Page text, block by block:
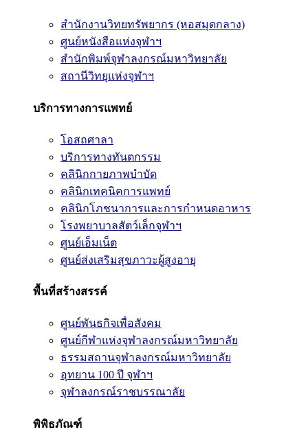
สำนักงานวิทยทรัพยากร (หอสมุดกลาง)
ศูนย์หนังสือแห่งจุฬาฯ
สำนักพิมพ์จุฬาลงกรณ์มหาวิทยาลัย
สถานีวิทยุแห่งจุฬาฯ
บริการทางการแพทย์
โอสถศาลา
บริการทางทันตกรรม
คลินิกกายภาพบำบัด
คลินิกเทคนิคการแพทย์
คลินิกโภชนาการและการกำหนดอาหาร
โรงพยาบาลสัตว์เล็กจุฬาฯ
ศูนย์เอ็มเน็ต
ศูนย์ส่งเสริมสุขภาวะผู้สูงอายุ
พื้นที่สร้างสรรค์
ศูนย์พันธกิจเพื่อสังคม
ศูนย์กีฬาแห่งจุฬาลงกรณ์มหาวิทยาลัย
ธรรมสถานจุฬาลงกรณ์มหาวิทยาลัย
อุทยาน 100 ปี จุฬาฯ
จุฬาลงกรณ์ราชบรรณาลัย
พิพิธภัณฑ์